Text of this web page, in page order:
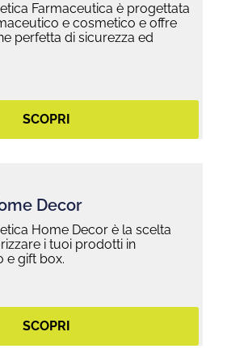
Farmaceutica è progettata
e cosmetico e offre
perfetta di sicurezza ed
SCOPRI
Decor
Home Decor è la scelta
i tuoi prodotti in
e gift box.
SCOPRI